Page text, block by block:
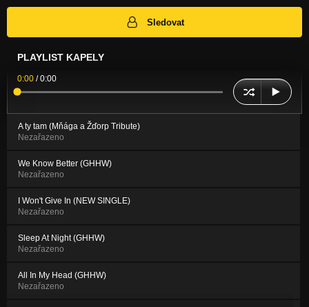
Sledovat
PLAYLIST KAPELY
0:00 /0:00
A ty tam (Mňága a Žďorp Tribute)
Nezařazeno
We Know Better (GHHW)
Nezařazeno
I Won't Give In (NEW SINGLE)
Nezařazeno
Sleep At Night (GHHW)
Nezařazeno
All In My Head (GHHW)
Nezařazeno